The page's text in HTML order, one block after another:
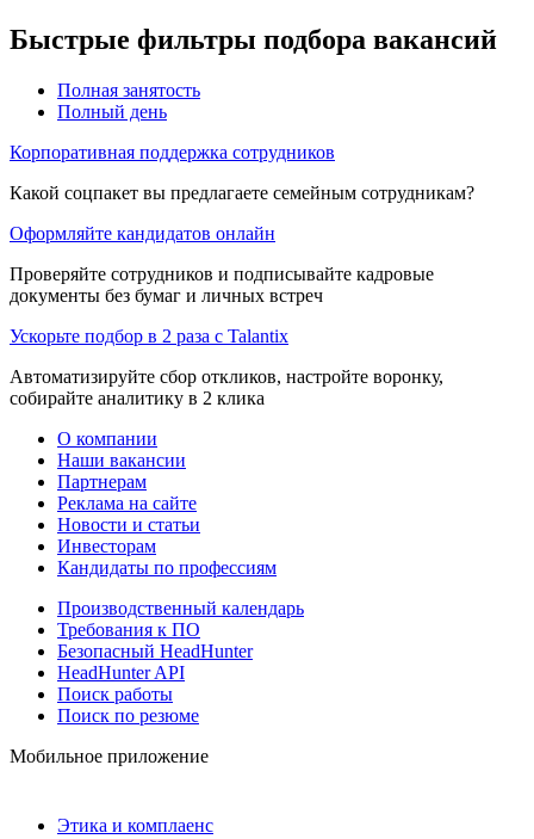
Быстрые фильтры подбора вакансий
Полная занятость
Полный день
Корпоративная поддержка сотрудников
Какой соцпакет вы предлагаете семейным сотрудникам?
Оформляйте кандидатов онлайн
Проверяйте сотрудников и подписывайте кадровые
документы без бумаг и личных встреч
Ускорьте подбор в 2 раза с Talantix
Автоматизируйте сбор откликов, настройте воронку,
собирайте аналитику в 2 клика
О компании
Наши вакансии
Партнерам
Реклама на сайте
Новости и статьи
Инвесторам
Кандидаты по профессиям
Производственный календарь
Требования к ПО
Безопасный HeadHunter
HeadHunter API
Поиск работы
Поиск по резюме
Мобильное приложение
Этика и комплаенс